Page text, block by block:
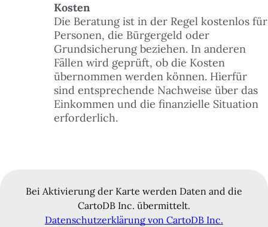
Kosten
Die Beratung ist in der Regel kostenlos für
Personen, die Bürgergeld oder
Grundsicherung beziehen. In anderen
Fällen wird geprüft, ob die Kosten
übernommen werden können. Hierfür
sind entsprechende Nachweise über das
Einkommen und die finanzielle Situation
erforderlich.
Bei Aktivierung der Karte werden Daten and die
CartoDB Inc. übermittelt.
Datenschutzerklärung von CartoDB Inc.